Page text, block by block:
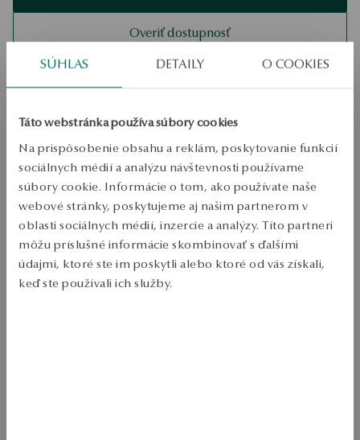
SÚHLAS DETAILY O COOKIES
Táto webstránka používa súbory cookies
Na prispôsobenie obsahu a reklám, poskytovanie funkcií
sociálnych médií a analýzu návštevnosti používame
súbory cookie. Informácie o tom, ako používate naše
webové stránky, poskytujeme aj našim partnerom v
oblasti sociálnych médií, inzercie a analýzy. Títo partneri
môžu príslušné informácie skombinovať s ďalšími
údajmi, ktoré ste im poskytli alebo ktoré od vás získali,
keď ste používali ich služby.
Overiť dostupnosť
Zásielka:1pracovné dni
Typ šperků: náramok
Kov: žlté zlato
Punc: 375
Dĺžka: 23 cm
Priemerná hmotnosť: 1.41 g